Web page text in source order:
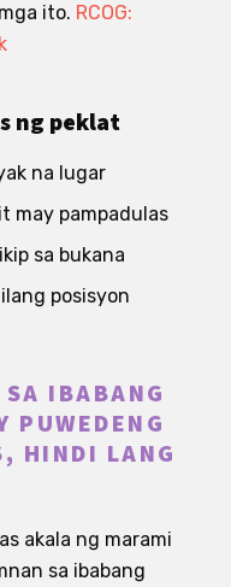
ito. RCOG:
ng peklat
na lugar
may pampadulas
sa bukana
posisyon
IBABANG
PUWEDENG
HINDI LANG
akala ng marami
sa ibabang